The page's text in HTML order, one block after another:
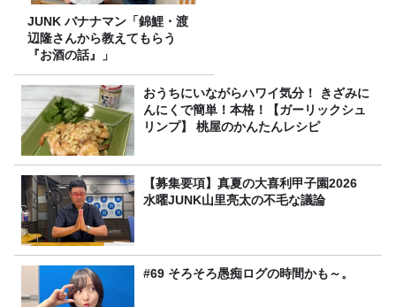
JUNK バナナマン「錦鯉・渡
辺隆さんから教えてもらう
『お酒の話』」
おうちにいながらハワイ気分！ きざみに
んにくで簡単！本格！【ガーリックシュ
リンプ】 桃屋のかんたんレシピ
【募集要項】真夏の大喜利甲子園2026
水曜JUNK山里亮太の不毛な議論
#69 そろそろ愚痴ログの時間かも～。